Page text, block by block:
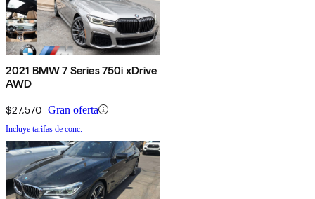
2021 BMW 7 Series 750i xDrive
AWD
$27,570 Gran oferta
Incluye tarifas de conc.